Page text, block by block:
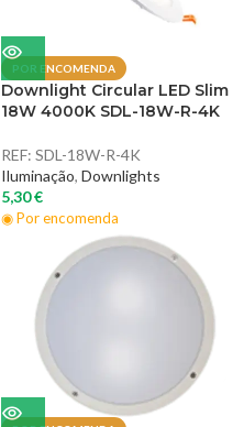
POR ENCOMENDA
Downlight Circular LED Slim
18W 4000K SDL-18W-R-4K
REF: SDL-18W-R-4K
Iluminação, Downlights
5,30€
◉ Por encomenda